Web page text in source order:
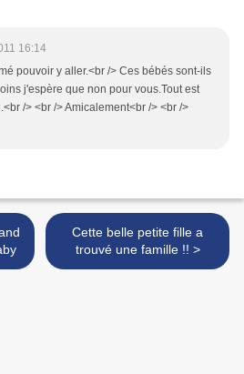
16:14
pouvoir y aller.<br /> Ces bébés sont-ils
j'espère que non pour vous.Tout est
/> <br /> Amicalement<br /> <br />
Cette belle petite fille a
trouvé une famille !! >